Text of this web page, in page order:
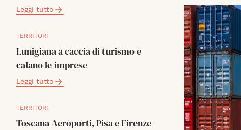
Leggi tutto
TERRITORI
Lunigiana a caccia di turismo e
calano le imprese
Leggi tutto
TERRITORI
Toscana Aeroporti, Pisa e Firenze